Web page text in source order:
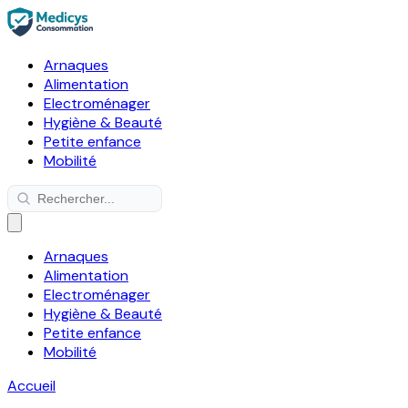
Arnaques
Alimentation
Electroménager
Hygiène & Beauté
Petite enfance
Mobilité
Arnaques
Alimentation
Electroménager
Hygiène & Beauté
Petite enfance
Mobilité
Accueil